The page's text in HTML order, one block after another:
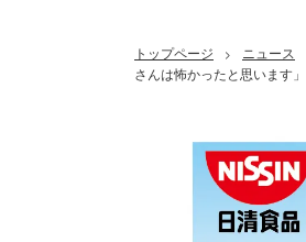
トップページ > ニュース
さんは怖かったと思います」